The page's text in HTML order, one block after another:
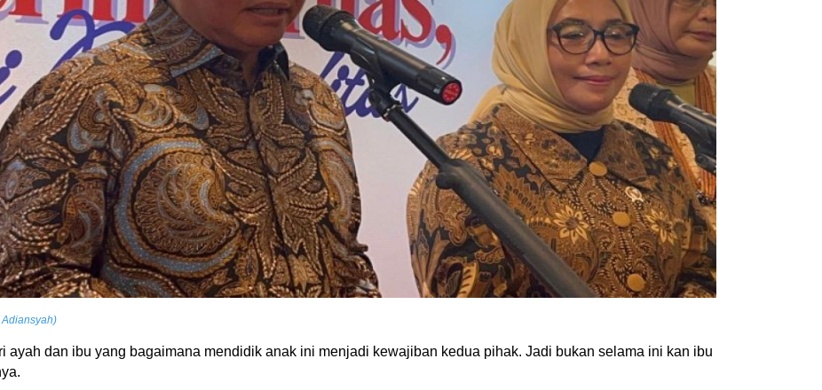
ayah dan ibu yang bagaimana mendidik anak ini menjadi kewajiban kedua pihak. Jadi bukan selama ini kan ibu